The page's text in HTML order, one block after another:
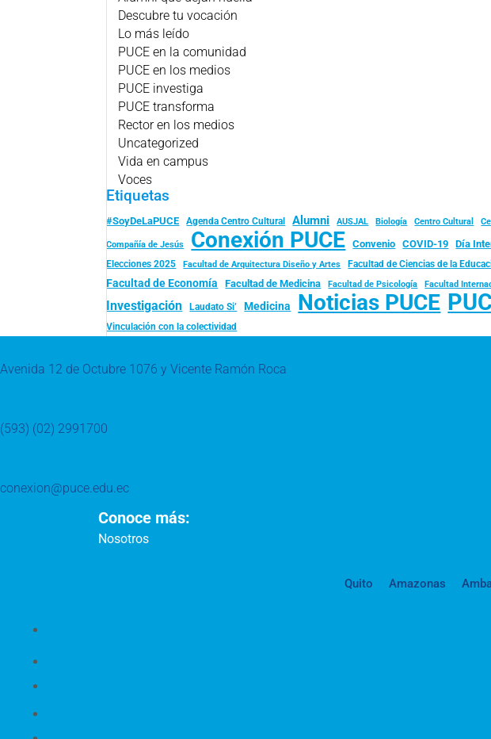
Descubre tu vocación
Lo más leído
PUCE en la comunidad
PUCE en los medios
PUCE investiga
PUCE transforma
Rector en los medios
Uncategorized
Vida en campus
Voces
Etiquetas
#SoyDeLaPUCE Agenda Centro Cultural Alumni AUSJAL Biología Centro Cultural
Compañía de Jesús Conexión PUCE Convenio COVID-19 Día
Elecciones 2025
Facultad de Arquitectura Diseño y Artes Facultad de Ciencias de la
Facultad de Economía Facultad de Medicina Facultad de Psicología Facultad
Investigación Laudato Si’ Medicina Noticias PUCE
Vinculación con la colectividad
Avenida 12 de Octubre 1076 y Vicente Ramón Roca
(593) (02) 2991700
conexion@puce.edu.ec
Conoce más:
Nosotros
Quito Amazonas